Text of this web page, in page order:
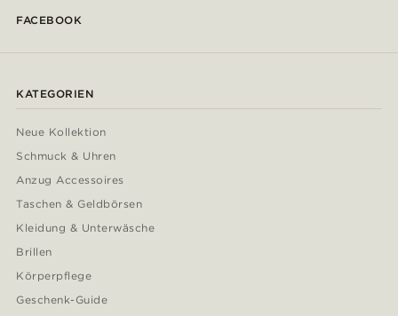
FACEBOOK
KATEGORIEN
Neue Kollektion
Schmuck & Uhren
Anzug Accessoires
Taschen & Geldbörsen
Kleidung & Unterwäsche
Brillen
Körperpflege
Geschenk-Guide